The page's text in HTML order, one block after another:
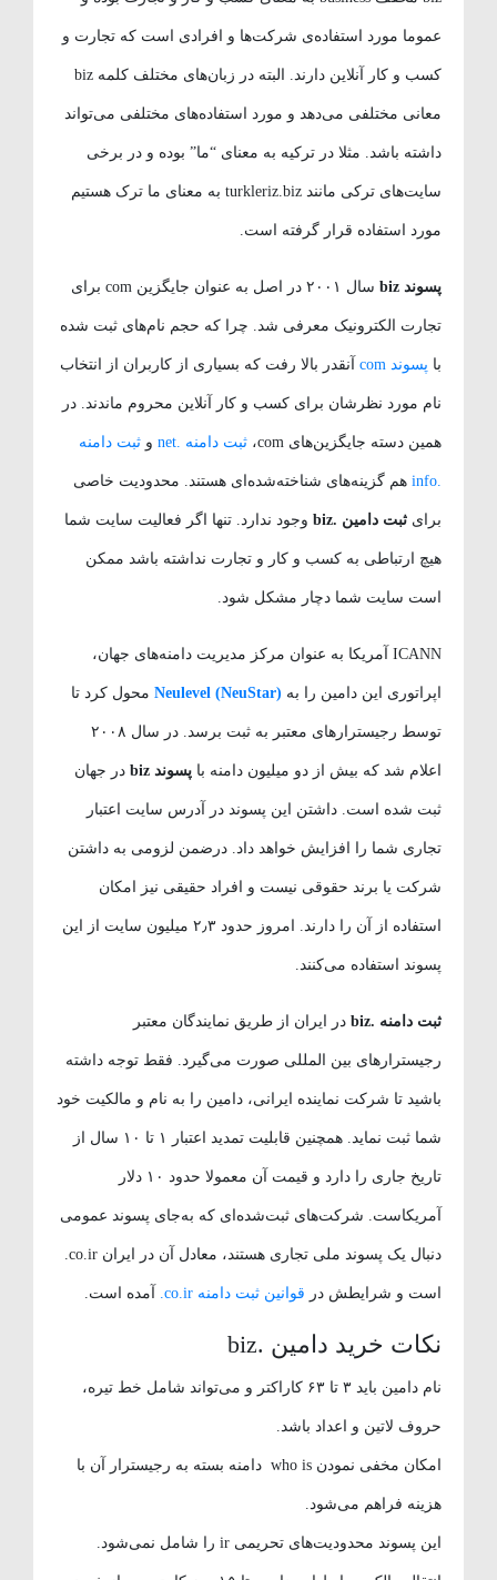
عموما مورد استفاده‌ی شرکت‌ها و افرادی است که تجارت و
کسب و کار آنلاین دارند. البته در زبان‌های مختلف کلمه biz
معانی مختلفی می‌دهد و مورد استفاده‌های مختلفی می‌تواند
داشته باشد. مثلا در ترکیه به معنای “ما” بوده و در برخی
سایت‌های ترکی مانند turkleriz.biz به معنای ما ترک هستیم
مورد استفاده قرار گرفته است.
پسوند biz سال ۲۰۰۱ در اصل به عنوان جایگزین com برای
تجارت الکترونیک معرفی شد. چرا که حجم نام‌های ثبت شده
پسوند com آنقدر بالا رفت که بسیاری از کاربران از انتخاب
نام مورد نظرشان برای کسب و کار آنلاین محروم ماندند. در
همین دسته جایگزین‌های com، ثبت دامنه .net وثبت دامنه
هم گزینه‌های شناخته‌شده‌ای هستند. محدودیت خاصی
برای ثبت دامین .biz وجود ندارد. تنها اگر فعالیت سایت شما
هیچ ارتباطی به کسب و کار و تجارت نداشته باشد ممکن
است سایت شما دچار مشکل شود.
ICANN آمریکا به عنوان مرکز مدیریت دامنه‌های جهان،
اپراتوری این دامین را به Neulevel (NeuStar)محول کرد تا
توسط رجیسترارهای معتبر به ثبت برسد. در سال ۲۰۰۸
اعلام شد که بیش از دو میلیون دامنه با پسوند biz در جهان
ثبت شده است. داشتن این پسوند در آدرس سایت اعتبار
تجاری شما را افزایش خواهد داد. درضمن لزومی به داشتن
شرکت یا برند حقوقی نیست و افراد حقیقی نیز امکان
استفاده از آن را دارند. امروز حدود ۲٫۳ میلیون سایت از این
پسوند استفاده می‌کنند.
ثبت دامنه .biz در ایران از طریق نمایندگان معتبر
رجیسترارهای بین المللی صورت می‌گیرد. فقط توجه داشته
باشید تا شرکت نماینده ایرانی، دامین را به نام و مالکیت خود
شما ثبت نماید. همچنین قابلیت تمدید اعتبار ۱ تا ۱۰ سال از
تاریخ جاری را دارد و قیمت آن معمولا حدود ۱۰ دلار
آمریکاست. شرکت‌های ثبت‌شده‌ای که به‌جای پسوند عمومی
دنبال یک پسوند ملی تجاری هستند، معادل آن در ایران co.ir.
است و شرایطش درقوانین ثبت دامنه co.ir. آمده است.
نکات خرید دامین .biz
نام دامین باید ۳ تا ۶۳ کاراکتر و می‌تواند شامل خط تیره،
حروف لاتین و اعداد باشد.
امکان مخفی نمودن who is دامنه بسته به رجیسترار آن با
هزینه فراهم می‌شود.
این پسوند محدودیت‌های تحریمی ir را شامل نمی‌شود.